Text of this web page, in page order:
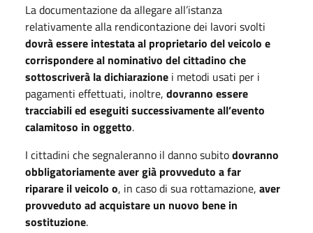
La documentazione da allegare all’istanza
relativamente alla rendicontazione dei lavori svolti
dovrà essere intestata al proprietario del veicolo e
corrispondere al nominativo del cittadino che
sottoscriverà la dichiarazione i metodi usati per i
pagamenti effettuati, inoltre, dovranno essere
tracciabili ed eseguiti successivamente all’evento
calamitoso in oggetto.
I cittadini che segnaleranno il danno subitodovranno
obbligatoriamente aver già provveduto a far
riparare il veicolo o, in caso di sua rottamazione, aver
provveduto ad acquistare un nuovo bene in
sostituzione.